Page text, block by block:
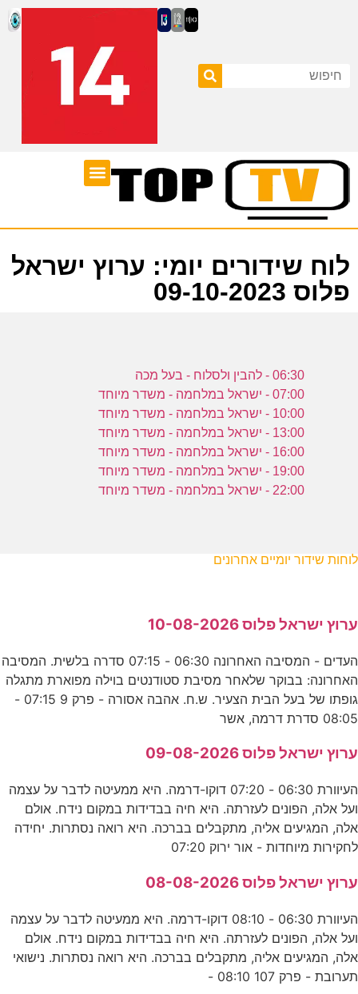
לוח שידורים יומי: ערוץ ישראל
פלוס 09-10-2023
06:30 - להבין ולסלוח - בעל מכה
07:00 - ישראל במלחמה - משדר מיוחד
10:00 - ישראל במלחמה - משדר מיוחד
13:00 - ישראל במלחמה - משדר מיוחד
16:00 - ישראל במלחמה - משדר מיוחד
19:00 - ישראל במלחמה - משדר מיוחד
22:00 - ישראל במלחמה - משדר מיוחד
לוחות שידור יומיים אחרונים
ערוץ ישראל פלוס 10-08-2026
העדים - המסיבה האחרונה 06:30 - 07:15 סדרה בלשית. המסיבה
האחרונה: בבוקר שלאחר מסיבת סטודנטים בוילה מפוארת מתגלה
גופתו של בעל הבית הצעיר. ש.ח. אהבה אסורה - פרק 9 07:15 -
08:05 סדרת דרמה, אשר
ערוץ ישראל פלוס 09-08-2026
העיוורת 06:30 - 07:20 דוקו-דרמה. היא ממעיטה לדבר על עצמה
ועל אלה, הפונים לעזרתה. היא חיה בבדידות במקום נידח. אולם
אלה, המגיעים אליה, מתקבלים בברכה. היא רואה נסתרות. יחידה
לחקירות מיוחדות - אור ירוק 07:20
ערוץ ישראל פלוס 08-08-2026
העיוורת 06:30 - 08:10 דוקו-דרמה. היא ממעיטה לדבר על עצמה
ועל אלה, הפונים לעזרתה. היא חיה בבדידות במקום נידח. אולם
אלה, המגיעים אליה, מתקבלים בברכה. היא רואה נסתרות. נישואי
תערובת - פרק 107 08:10 -